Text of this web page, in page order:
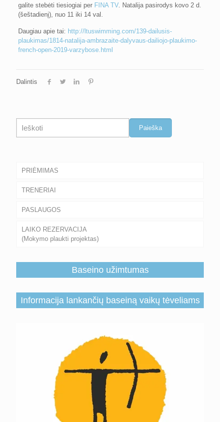
galite stebėti tiesiogiai per FINA TV. Natalija pasirodys kovo 2 d.
(šeštadienį), nuo 11 iki 14 val.
Daugiau apie tai: http://ltuswimming.com/139-dailusis-
plaukimas/1814-natalija-ambrazaite-dalyvaus-dailiojo-plaukimo-
french-open-2019-varzybose.html
Dalintis
Paieška Paieška
PRIĖMIMAS
TRENERIAI
PASLAUGOS
LAIKO REZERVACIJA
(Mokymo plaukti projektas)
Baseino užimtumas
Informacija lankančių baseiną vaikų tėveliams